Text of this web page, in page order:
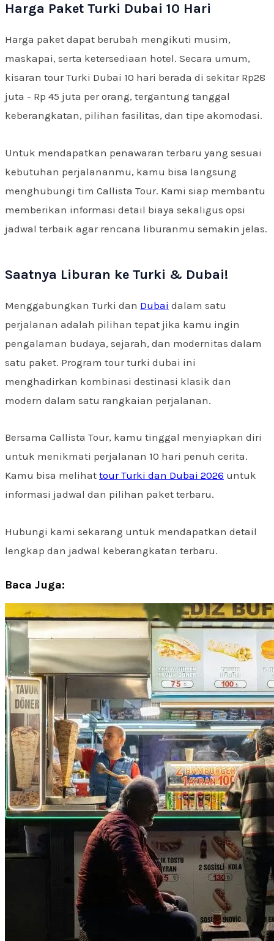
Harga Paket Turki Dubai 10 Hari
Harga paket dapat berubah mengikuti musim,
maskapai, serta ketersediaan hotel. Secara umum,
kisaran tour Turki Dubai 10 hari berada di sekitar Rp28
juta - Rp 45 juta per orang, tergantung tanggal
keberangkatan, pilihan fasilitas, dan tipe akomodasi.
Untuk mendapatkan penawaran terbaru yang sesuai
kebutuhan perjalananmu, kamu bisa langsung
menghubungi tim Callista Tour. Kami siap membantu
memberikan informasi detail biaya sekaligus opsi
jadwal terbaik agar rencana liburanmu semakin jelas.
Saatnya Liburan ke Turki & Dubai!
Menggabungkan Turki dan Dubai dalam satu
perjalanan adalah pilihan tepat jika kamu ingin
pengalaman budaya, sejarah, dan modernitas dalam
satu paket. Program tour turki dubai ini
menghadirkan kombinasi destinasi klasik dan
modern dalam satu rangkaian perjalanan.
Bersama Callista Tour, kamu tinggal menyiapkan diri
untuk menikmati perjalanan 10 hari penuh cerita.
Kamu bisa melihat tour Turki dan Dubai 2026 untuk
informasi jadwal dan pilihan paket terbaru.
Hubungi kami sekarang untuk mendapatkan detail
lengkap dan jadwal keberangkatan terbaru.
Baca Juga: